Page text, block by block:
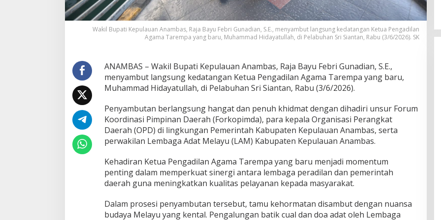
a
T
a
,
P
r
k
u
a
t
n
e
r
i
P
Wakil Bupati Kepulauan Anambas, Raja Bayu Febri Gunadian, S.E., menyambut langsung kedatangan Ketua Pengadilan
Agama Tarempa yang baru, Muhammad Hidayatullah, di Pelabuhan Sri Siantan, Rabu (3/6/2026). SK
ANAMBAS – Wakil Bupati Kepulauan Anambas, Raja Bayu Febri Gunadian, S.E.,
menyambut langsung kedatangan Ketua Pengadilan Agama Tarempa yang baru,
Muhammad Hidayatullah, di Pelabuhan Sri Siantan, Rabu (3/6/2026).
Penyambutan berlangsung hangat dan penuh khidmat dengan dihadiri unsur Forum
Koordinasi Pimpinan Daerah (Forkopimda), para kepala Organisasi Perangkat
Daerah (OPD) di lingkungan Pemerintah Kabupaten Kepulauan Anambas, serta
perwakilan Lembaga Adat Melayu (LAM) Kabupaten Kepulauan Anambas.
Kehadiran Ketua Pengadilan Agama Tarempa yang baru menjadi momentum
penting dalam memperkuat sinergi antara lembaga peradilan dan pemerintah
daerah guna meningkatkan kualitas pelayanan kepada masyarakat.
Dalam prosesi penyambutan tersebut, tamu kehormatan disambut dengan nuansa
budaya Melayu yang kental. Pengalungan batik cual dan doa adat oleh Lembaga